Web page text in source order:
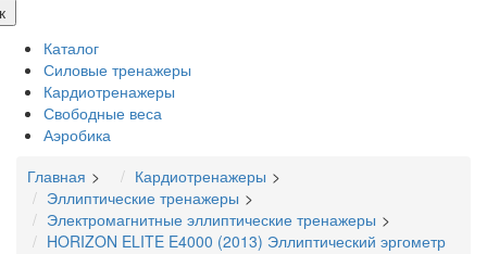
Каталог
Силовые тренажеры
Кардиотренажеры
Свободные веса
Аэробика
Главная
Кардиотренажеры
Эллиптические тренажеры
Электромагнитные эллиптические тренажеры
HORIZON ELITE E4000 (2013) Эллиптический эргометр